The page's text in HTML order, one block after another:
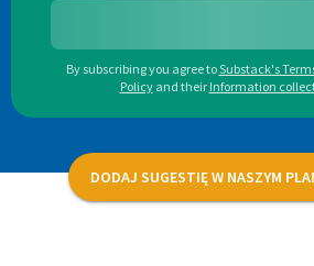
By subscribing you agree toSubstack's
Policy and their Information
DODAJ SUGESTIĘ W NASZYM